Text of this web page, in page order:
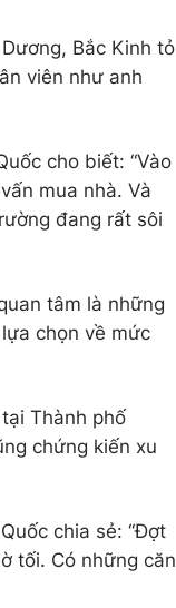
Bắc Kinh tỏ
viên như anh
cho biết: “Vào
mua nhà. Và
đang rất sôi
tâm là những
chọn về mức
Thành phố
chứng kiến xu
chia sẻ: “Đợt
tối. Có những căn